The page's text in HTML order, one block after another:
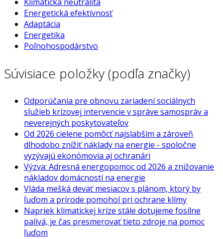
Energetická efektívnosť
Adaptácia
Energetika
Poľnohospodárstvo
Súvisiace položky (podľa značky)
Odporúčania pre obnovu zariadení sociálnych
služieb krízovej intervencie v správe samospráv a
neverejných poskytovateľov
Od 2026 cielene pomôcť najslabším a zároveň
dlhodobo znížiť náklady na energie - spoločne
vyzývajú ekonómovia aj ochranári
Výzva: Adresná energopomoc od 2026 a znižovanie
nákladov domácností na energie
Vláda mešká deväť mesiacov s plánom, ktorý by
ľuďom a prírode pomohol pri ochrane klímy
Napriek klimatickej kríze stále dotujeme fosílne
palivá, je čas presmerovať tieto zdroje na pomoc
ľuďom